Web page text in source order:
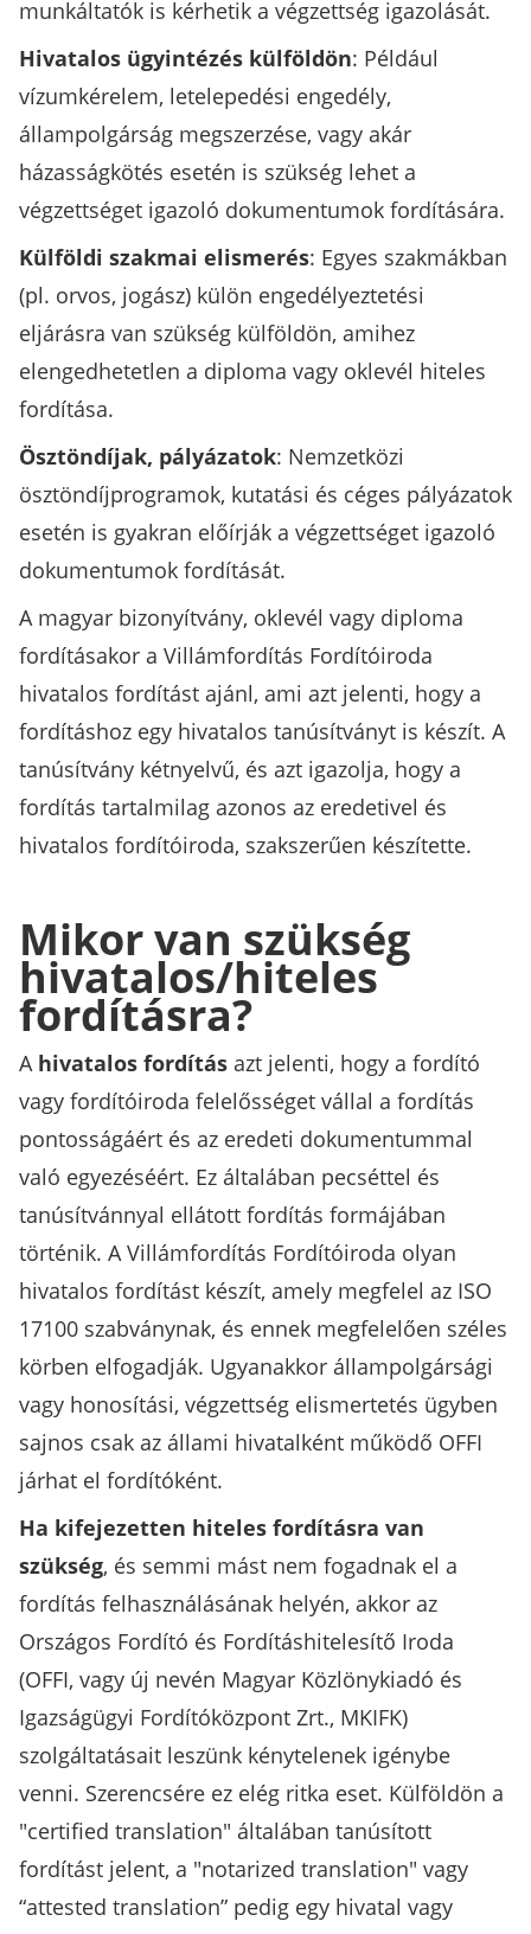
munkáltatók is kérhetik a végzettség igazolását.
Hivatalos ügyintézés külföldön: Például
vízumkérelem, letelepedési engedély,
állampolgárság megszerzése, vagy akár
házasságkötés esetén is szükség lehet a
végzettséget igazoló dokumentumok fordítására.
Külföldi szakmai elismerés: Egyes szakmákban
(pl. orvos, jogász) külön engedélyeztetési
eljárásra van szükség külföldön, amihez
elengedhetetlen a diploma vagy oklevél hiteles
fordítása.
Ösztöndíjak, pályázatok: Nemzetközi
ösztöndíjprogramok, kutatási és céges pályázatok
esetén is gyakran előírják a végzettséget igazoló
dokumentumok fordítását.
A magyar bizonyítvány, oklevél vagy diploma
fordításakor a Villámfordítás Fordítóiroda
hivatalos fordítást ajánl, ami azt jelenti, hogy a
fordításhoz egy hivatalos tanúsítványt is készít. A
tanúsítvány kétnyelvű, és azt igazolja, hogy a
fordítás tartalmilag azonos az eredetivel és
hivatalos fordítóiroda, szakszerűen készítette.
Mikor van szükség
hivatalos/hiteles
fordításra?
A hivatalos fordítás azt jelenti, hogy a fordító
vagy fordítóiroda felelősséget vállal a fordítás
pontosságáért és az eredeti dokumentummal
való egyezéséért. Ez általában pecséttel és
tanúsítvánnyal ellátott fordítás formájában
történik. A Villámfordítás Fordítóiroda olyan
hivatalos fordítást készít, amely megfelel az ISO
17100 szabványnak, és ennek megfelelően széles
körben elfogadják. Ugyanakkor állampolgársági
vagy honosítási, végzettség elismertetés ügyben
sajnos csak az állami hivatalként működő OFFI
járhat el fordítóként.
Ha kifejezetten hiteles fordításra van
szükség, és semmi mást nem fogadnak el a
fordítás felhasználásának helyén, akkor az
Országos Fordító és Fordításhitelesítő Iroda
(OFFI, vagy új nevén Magyar Közlönykiadó és
Igazságügyi Fordítóközpont Zrt., MKIFK)
szolgáltatásait leszünk kénytelenek igénybe
venni. Szerencsére ez elég ritka eset. Külföldön a
"certified translation" általában tanúsított
fordítást jelent, a "notarized translation" vagy
“attested translation” pedig egy hivatal vagy